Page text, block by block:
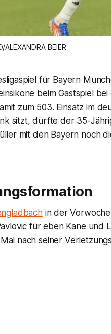
BEIER
für Bayern
beim Gastspiel bei
zum 503. Einsatz im
sitzt, dürfte der 35-
mit den Bayern noch
in der
für eben Kane und
nach seiner